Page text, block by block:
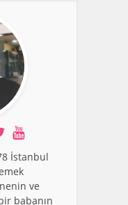
İstanbul
ve
babanın